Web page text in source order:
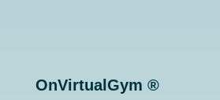
OnVirtualGym ®